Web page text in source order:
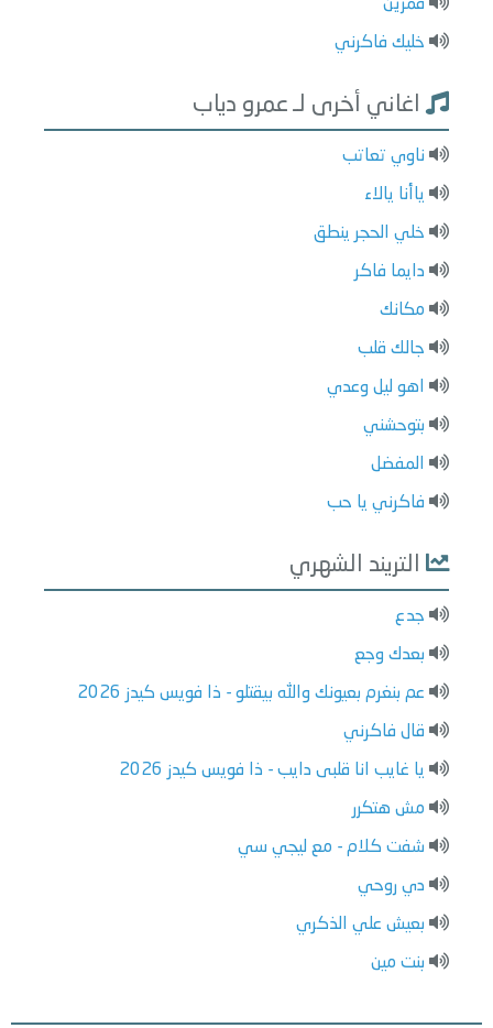
قمرين
خليك فاكرني
اغاني أخرى لـ عمرو دياب
ناوي تعاتب
ياأنا يالاء
خلي الحجر ينطق
دايما فاكر
مكانك
جالك قلب
اهو ليل وعدي
بتوحشني
المفضل
فاكرني يا حب
التريند الشهري
جدع
بعدك وجع
عم بنغرم بعيونك والله بيقتلو - ذا فويس كيدز 2026
قال فاكرني
يا غايب انا قلبى دايب - ذا فويس كيدز 2026
مش هتكرر
شفت كلام - مع ليجي سي
دي روحي
بعيش علي الذكري
بنت مين